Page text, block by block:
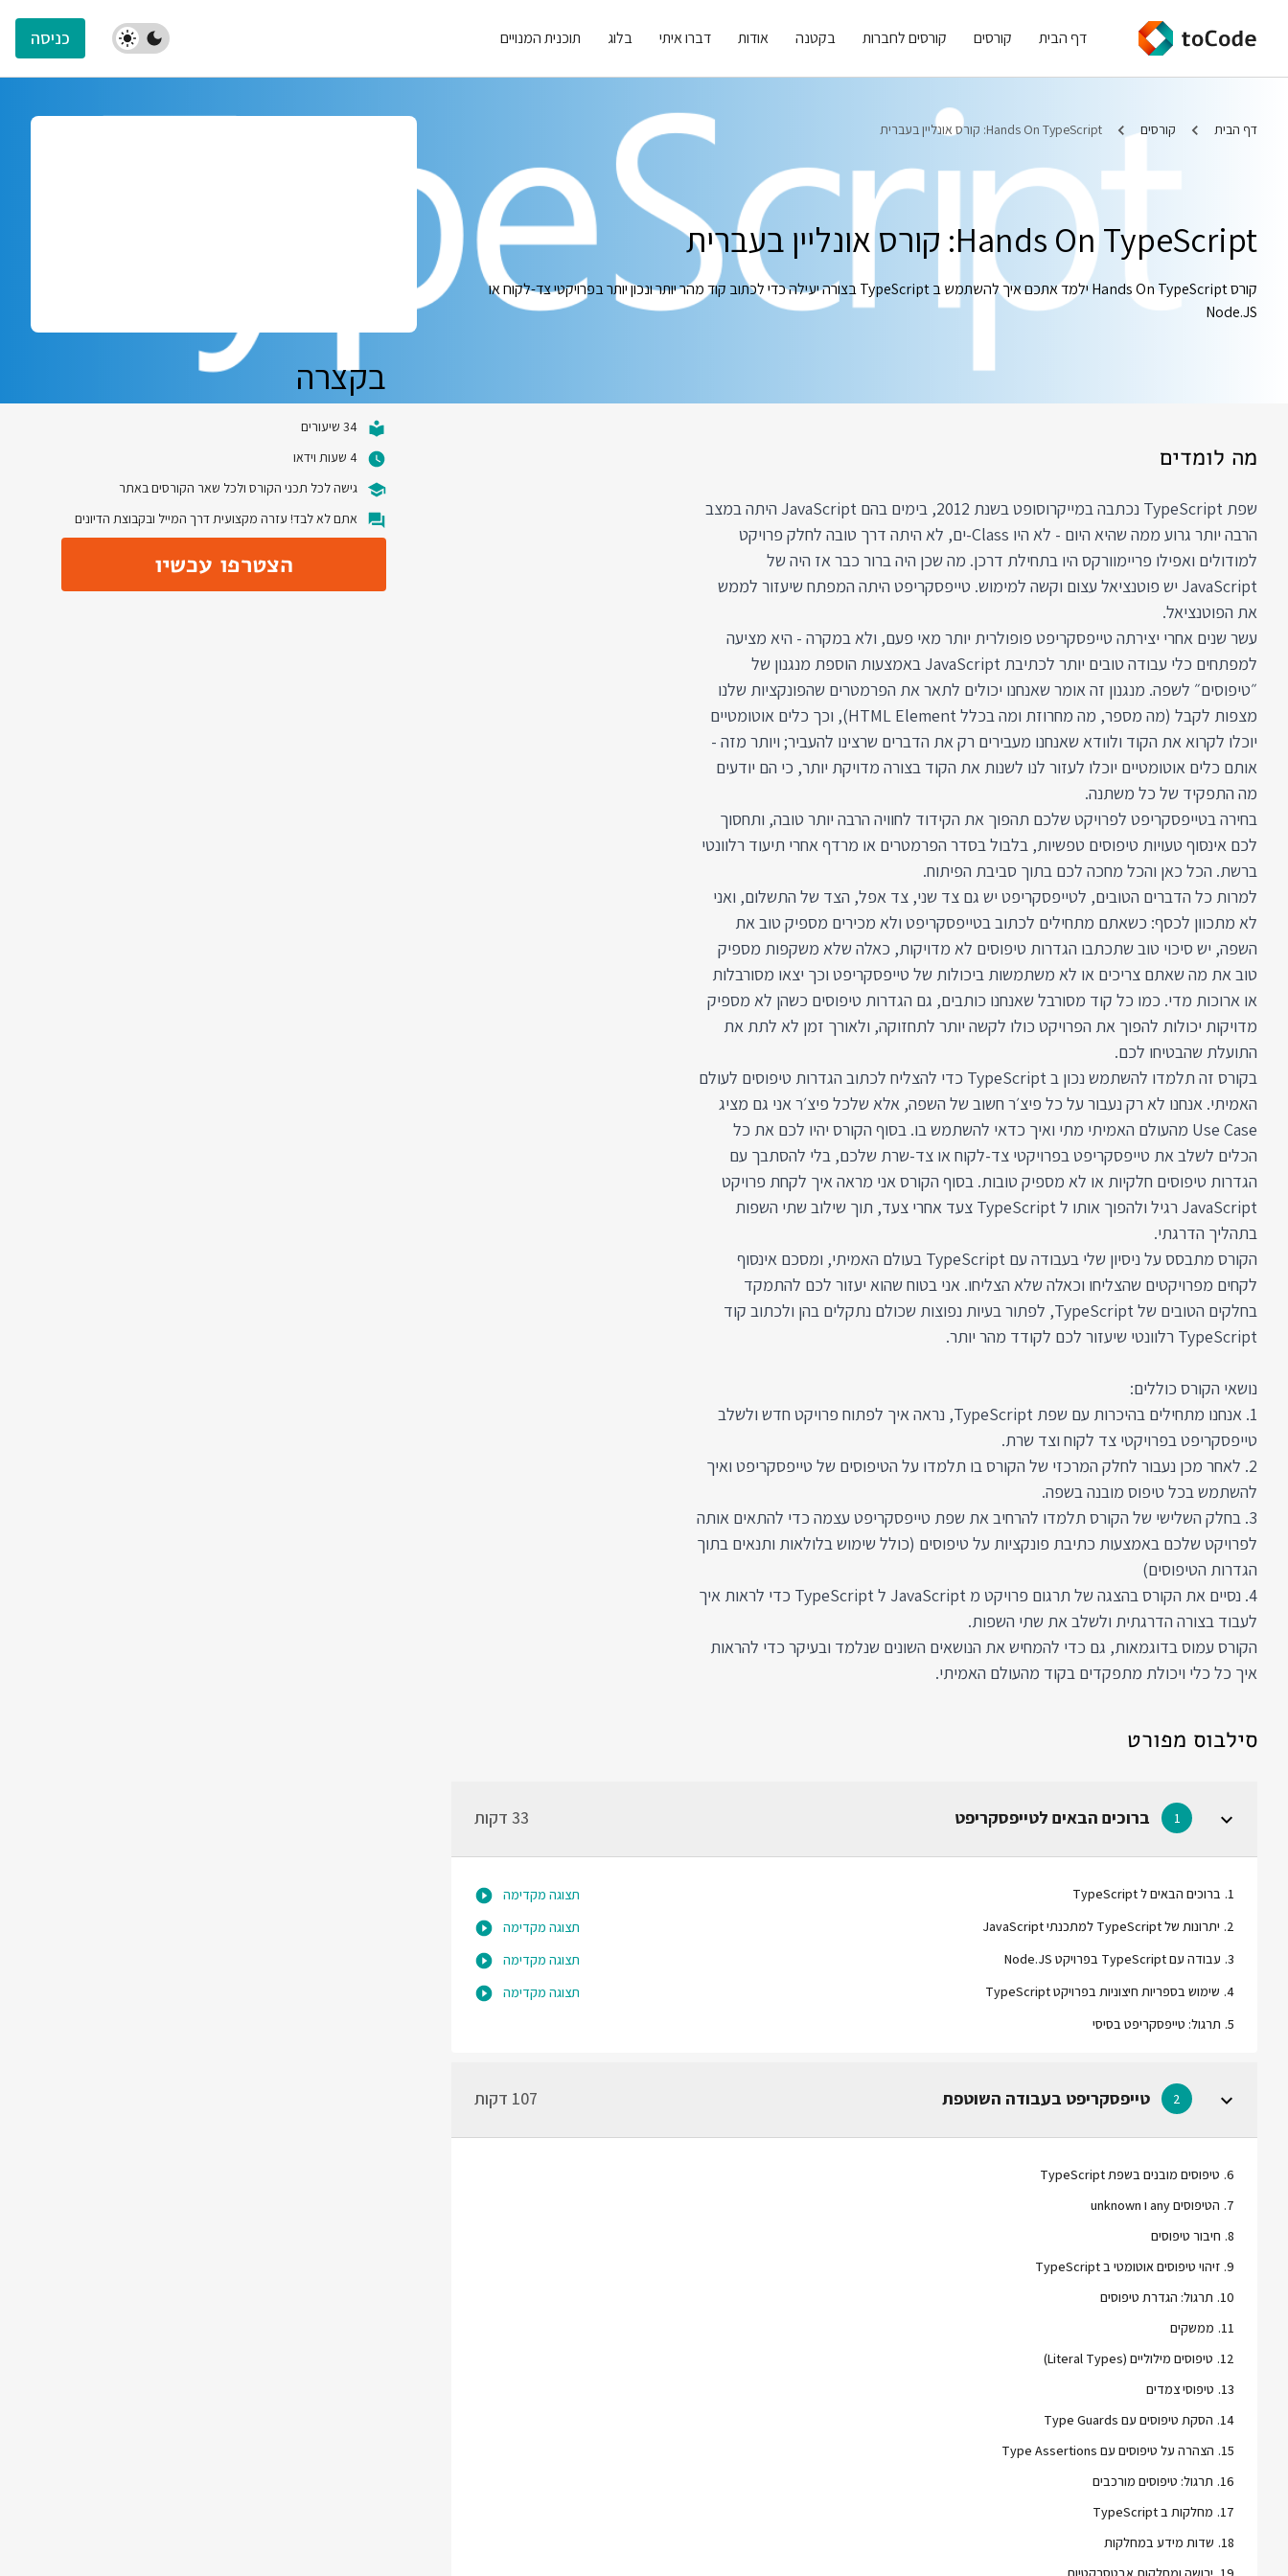
דף הבית קורסים קורסים לחברות בקטנה אודות דברו איתי בלוג תוכנית המנויים כניסה
דף הבית קורסים Hands On TypeScript: קורס אונליין בעברית
Hands On TypeScript: קורס אונליין בעברית
קורס Hands On TypeScript ילמד אתכם איך להשתמש ב TypeScript בצורה יעילה כדי לכתוב קוד מהר יותר ונכון יותר בפרויקטי צד-לקוח או
Node.JS
מה לומדים
שפת TypeScript נכתבה במייקרוסופט בשנת 2012, בימים בהם JavaScript היתה במצב
הרבה יותר גרוע ממה שהיא היום - לא היו Class-ים, לא היתה דרך טובה לחלק פרויקט
למודולים ואפילו פריימוורקס היו בתחילת דרכן. מה שכן היה ברור כבר אז היה של
JavaScript יש פוטנציאל עצום וקשה למימוש. טייפסקריפט היתה המפתח שיעזור לממש
את הפוטנציאל.
עשר שנים אחרי יצירתה טייפסקריפט פופולרית יותר מאי פעם, ולא במקרה - היא מציעה
למפתחים כלי עבודה טובים יותר לכתיבת JavaScript באמצעות הוספת מנגנון של
״טיפוסים״ לשפה. מנגנון זה אומר שאנחנו יכולים לתאר את הפרמטרים שהפונקציות שלנו
מצפות לקבל (מה מספר, מה מחרוזת ומה בכלל HTML Element), וכך כלים אוטומטיים
יוכלו לקרוא את הקוד ולוודא שאנחנו מעבירים רק את הדברים שרצינו להעביר; ויותר מזה -
אותם כלים אוטומטיים יוכלו לעזור לנו לשנות את הקוד בצורה מדויקת יותר, כי הם יודעים
מה התפקיד של כל משתנה.
בחירה בטייפסקריפט לפרויקט שלכם תהפוך את הקידוד לחוויה הרבה יותר טובה, ותחסוך
לכם אינסוף טעויות טיפוסים טפשיות, בלבול בסדר הפרמטרים או מרדף אחרי תיעוד רלוונטי
ברשת. הכל כאן והכל מחכה לכם בתוך סביבת הפיתוח.
למרות כל הדברים הטובים, לטייפסקריפט יש גם צד שני, צד אפל, הצד של התשלום, ואני
לא מתכוון לכסף: כשאתם מתחילים לכתוב בטייפסקריפט ולא מכירים מספיק טוב את
השפה, יש סיכוי טוב שתכתבו הגדרות טיפוסים לא מדויקות, כאלה שלא משקפות מספיק
טוב את מה שאתם צריכים או לא משתמשות ביכולות של טייפסקריפט וכך יצאו מסורבלות
או ארוכות מדי. כמו כל קוד מסורבל שאנחנו כותבים, גם הגדרות טיפוסים כשהן לא מספיק
מדויקות יכולות להפוך את הפרויקט כולו לקשה יותר לתחזוקה, ולאורך זמן לא לתת את
התועלת שהבטיחו לכם.
בקורס זה תלמדו להשתמש נכון ב TypeScript כדי להצליח לכתוב הגדרות טיפוסים לעולם
האמיתי. אנחנו לא רק נעבור על כל פיצ׳ר חשוב של השפה, אלא שלכל פיצ׳ר אני גם מציג
Use Case מהעולם האמיתי מתי ואיך כדאי להשתמש בו. בסוף הקורס יהיו לכם את כל
הכלים לשלב את טייפסקריפט בפרויקטי צד-לקוח או צד-שרת שלכם, בלי להסתבך עם
הגדרות טיפוסים חלקיות או לא מספיק טובות. בסוף הקורס אני מראה איך לקחת פרויקט
JavaScript רגיל ולהפוך אותו ל TypeScript צעד אחרי צעד, תוך שילוב שתי השפות
בתהליך הדרגתי.
הקורס מתבסס על ניסיון שלי בעבודה עם TypeScript בעולם האמיתי, ומסכם אינסוף
לקחים מפרויקטים שהצליחו וכאלה שלא הצליחו. אני בטוח שהוא יעזור לכם להתמקד
בחלקים הטובים של TypeScript, לפתור בעיות נפוצות שכולם נתקלים בהן ולכתוב קוד
TypeScript רלוונטי שיעזור לכם לקודד מהר יותר.
נושאי הקורס כוללים:
1. אנחנו מתחילים בהיכרות עם שפת TypeScript, נראה איך לפתוח פרויקט חדש ולשלב
טייפסקריפט בפרויקטי צד לקוח וצד שרת.
2. לאחר מכן נעבור לחלק המרכזי של הקורס בו תלמדו על הטיפוסים של טייפסקריפט ואיך
להשתמש בכל טיפוס מובנה בשפה.
3. בחלק השלישי של הקורס תלמדו להרחיב את שפת טייפסקריפט עצמה כדי להתאים אותה
לפרויקט שלכם באמצעות כתיבת פונקציות על טיפוסים (כולל שימוש בלולאות ותנאים בתוך
הגדרות הטיפוסים)
4. נסיים את הקורס בהצגה של תרגום פרויקט מ JavaScript ל TypeScript כדי לראות איך
לעבוד בצורה הדרגתית ולשלב את שתי השפות.
הקורס עמוס בדוגמאות, גם כדי להמחיש את הנושאים השונים שנלמד ובעיקר כדי להראות
איך כל כלי ויכולת מתפקדים בקוד מהעולם האמיתי.
סילבוס מפורט
1 ברוכים הבאים לטייפסקריפט 33 דקות
1
. ברוכים הבאים ל TypeScript
תצוגה מקדימה
2
. יתרונות של TypeScript למתכנתי JavaScript
תצוגה מקדימה
3
. עבודה עם TypeScript בפרויקט Node.JS
תצוגה מקדימה
4
. שימוש בספריות חיצוניות בפרויקט TypeScript
תצוגה מקדימה
5
. תרגול: טייפסקריפט בסיסי
2 טייפסקריפט בעבודה השוטפת 107 דקות
6
. טיפוסים מובנים בשפת TypeScript
7
. הטיפוסים any ו unknown
8
. חיבור טיפוסים
9
. זיהוי טיפוסים אוטומטי ב TypeScript
10
. תרגול: הגדרת טיפוסים
11
. ממשקים
12
. טיפוסים מילוליים (Literal Types)
13
. טיפוסי צמדים
14
. הסקת טיפוסים עם Type Guards
15
. הצהרה על טיפוסים עם Type Assertions
16
. תרגול: טיפוסים מורכבים
17
. מחלקות ב TypeScript
18
. שדות מידע במחלקות
בקצרה
34 שיעורים
4 שעות וידאו
גישה לכל תכני הקורס ולכל שאר הקורסים באתר
אתם לא לבד! עזרה מקצועית דרך המייל ובקבוצת הדיונים
הצטרפו עכשיו